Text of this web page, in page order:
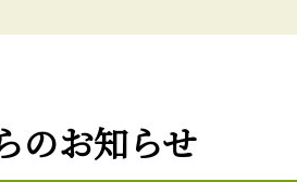
のお知らせ